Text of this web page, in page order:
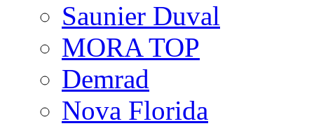
Saunier Duval
MORA TOP
Demrad
Nova Florida